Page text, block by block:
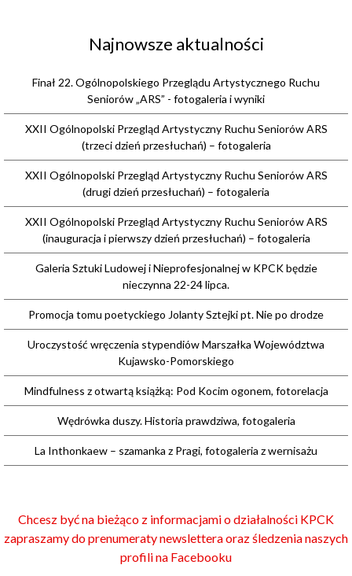
Najnowsze aktualności
Finał 22. Ogólnopolskiego Przeglądu Artystycznego Ruchu
Seniorów „ARS” - fotogaleria i wyniki
XXII Ogólnopolski Przegląd Artystyczny Ruchu Seniorów ARS
(trzeci dzień przesłuchań) – fotogaleria
XXII Ogólnopolski Przegląd Artystyczny Ruchu Seniorów ARS
(drugi dzień przesłuchań) – fotogaleria
XXII Ogólnopolski Przegląd Artystyczny Ruchu Seniorów ARS
(inauguracja i pierwszy dzień przesłuchań) – fotogaleria
Galeria Sztuki Ludowej i Nieprofesjonalnej w KPCK będzie
nieczynna 22-24 lipca.
Promocja tomu poetyckiego Jolanty Sztejki pt. Nie po drodze
Uroczystość wręczenia stypendiów Marszałka Województwa
Kujawsko-Pomorskiego
Mindfulness z otwartą książką: Pod Kocim ogonem, fotorelacja
Wędrówka duszy. Historia prawdziwa, fotogaleria
La Inthonkaew – szamanka z Pragi, fotogaleria z wernisażu
Chcesz być na bieżąco z informacjami o działalności KPCK
zapraszamy do prenumeraty newslettera oraz śledzenia naszych
profili na Facebooku